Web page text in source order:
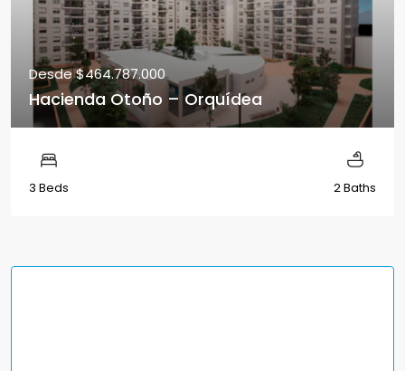
Desde$464.787.000
Hacienda Otoño – Orquídea
3 Beds 2 Baths